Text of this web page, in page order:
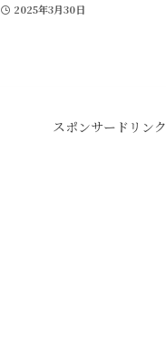
2025年3月30日
スポンサードリンク